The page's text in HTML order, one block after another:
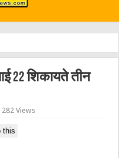
22 शिकायते तीन
282 Views
this